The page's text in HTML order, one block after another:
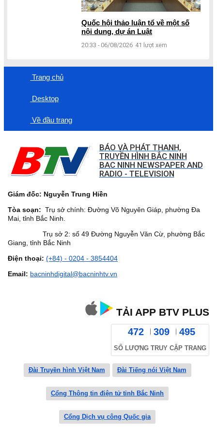
Quốc hội thảo luận tổ về một số
nội dung, dự án Luật
20:33 - 06/08/2026 41 lượt xem
Trang chủ
Desktop
Về đầu trang
BÁO VÀ PHÁT THANH,
TRUYỀN HÌNH BẮC NINH
BAC NINH NEWSPAPER AND
RADIO - TELEVISION
Giám đốc: Nguyễn Trung Hiền
Tòa soạn: Trụ sở chính: Đường Võ Nguyên Giáp, phường Đa
Mai, tỉnh Bắc Ninh.
Trụ sở 2: số 49 Đường Nguyễn Văn Cừ, phường Bắc
Giang, tỉnh Bắc Ninh
Điện thoại: (+84) - 0204 - 3854404
Email: bacninhdigital@bacninhtv.vn
TẢI APP BTV PLUS
472 309 495
SỐ LƯỢNG TRUY CẬP TRANG
Đài Truyền hình Việt Nam Đài Tiếng nói Việt Nam
Cổng Thông tin điện tử tỉnh Bắc Ninh
Cổng Dịch vụ công Quốc gia